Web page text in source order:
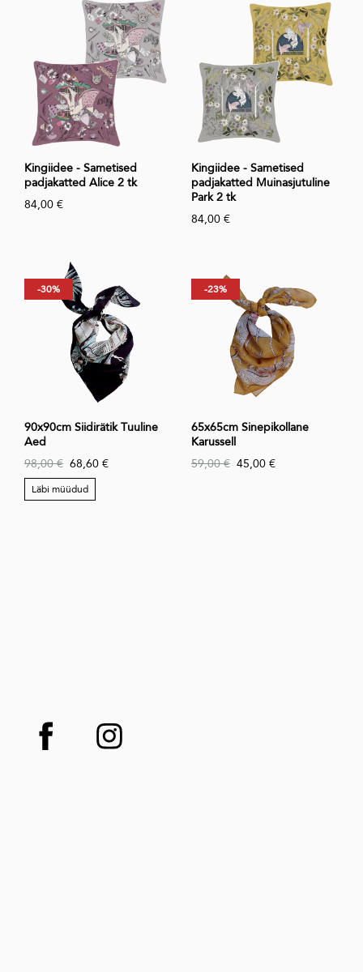
Kingiidee - Sametised
padjakatted Alice 2 tk
84,00 €
Kingiidee - Sametised
padjakatted Muinasjutuline
Park 2 tk
84,00 €
-30%
90x90cm Siidirätik Tuuline
Aed
98,00 € 68,60 €
Läbi müüdud
-23%
65x65cm Sinepikollane
Karussell
59,00 € 45,00 €